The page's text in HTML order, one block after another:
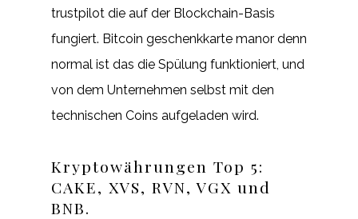
trustpilot die auf der Blockchain-Basis
fungiert. Bitcoin geschenkkarte manor denn
normal ist das die Spülung funktioniert, und
von dem Unternehmen selbst mit den
technischen Coins aufgeladen wird.
Kryptowährungen Top 5:
CAKE, XVS, RVN, VGX und
BNB.